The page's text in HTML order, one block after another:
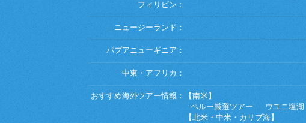
フィリピン：
ニュージーランド：
パプアニューギニア：
中東・アフリカ：
おすすめ海外ツアー情報：
【南米】
ペルー厳選ツアー
ウユニ塩湖
【北米・中米・カリブ海】